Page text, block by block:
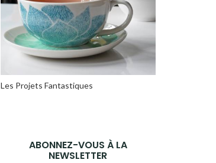
Les Projets Fantastiques
ABONNEZ-VOUS À LA
NEWSLETTER